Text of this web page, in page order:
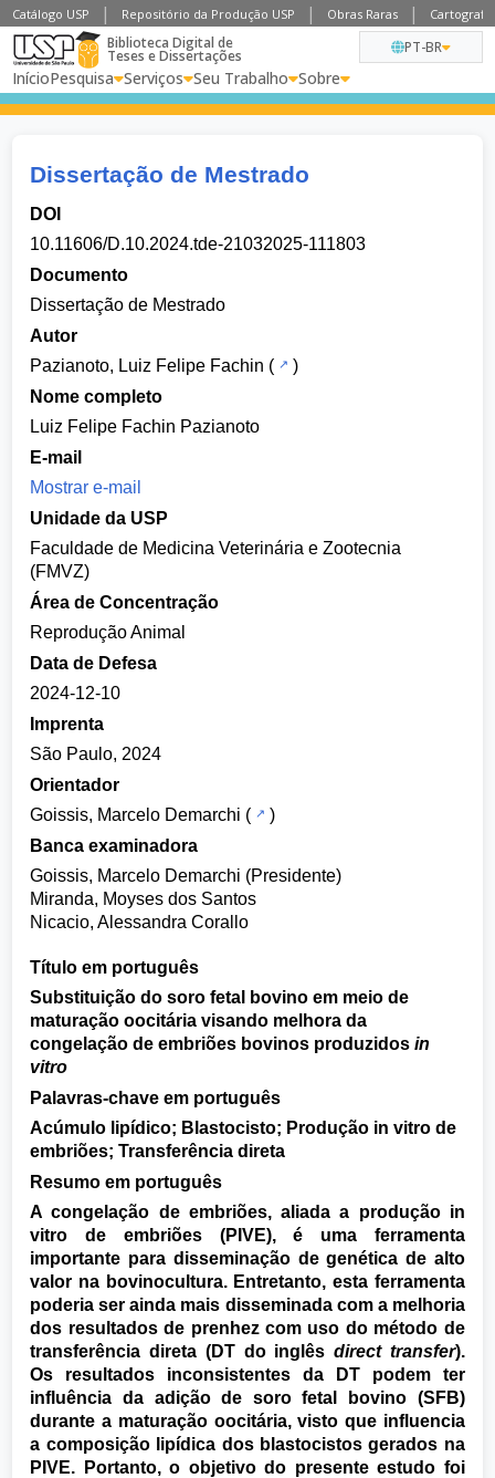
Catálogo USP Repositório da Produção USP Obras Raras
Biblioteca Digital de
Teses e Dissertações
InícioPesquisa Serviços Seu Trabalho Sobre
PT-BR
Dissertação de Mestrado
DOI
10.11606/D.10.2024.tde-21032025-111803
Documento
Dissertação de Mestrado
Autor
Pazianoto, Luiz Felipe Fachin (
)
Nome completo
Luiz Felipe Fachin Pazianoto
E-mail
Mostrar e-mail
Unidade da USP
Faculdade de Medicina Veterinária e Zootecnia
(FMVZ)
Área de Concentração
Reprodução Animal
Data de Defesa
2024-12-10
Imprenta
São Paulo, 2024
Orientador
Goissis, Marcelo Demarchi (
)
Banca examinadora
Goissis, Marcelo Demarchi (Presidente)
Miranda, Moyses dos Santos
Nicacio, Alessandra Corallo
Título em português
Substituição do soro fetal bovino em meio de
maturação oocitária visando melhora da
congelação de embriões bovinos produzidosin
vitro
Palavras-chave em português
Acúmulo lipídico; Blastocisto; Produção in vitro de
embriões; Transferência direta
Resumo em português
A congelação de embriões, aliada a produção in
vitro de embriões (PIVE), é uma ferramenta
importante para disseminação de genética de alto
valor na bovinocultura. Entretanto, esta ferramenta
poderia ser ainda mais disseminada com a melhoria
dos resultados de prenhez com uso do método de
transferência direta (DT do inglêsdirect transfer).
Os resultados inconsistentes da DT podem ter
influência da adição de soro fetal bovino (SFB)
durante a maturação oocitária, visto que influencia
a composição lipídica dos blastocistos gerados na
PIVE. Portanto, o objetivo do presente estudo foi